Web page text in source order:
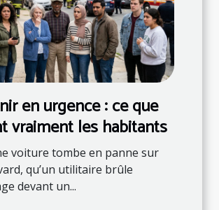
en urgence : ce que
vraiment les habitants
voiture tombe en panne sur
qu’un utilitaire brûle
devant un...